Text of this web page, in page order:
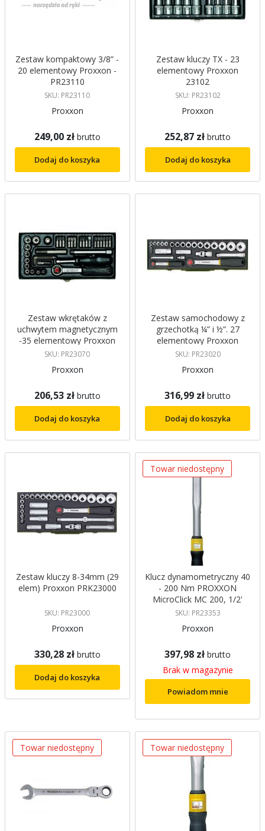
Zestaw kompaktowy 3/8” -
20 elementowy Proxxon -
PR23110
SKU: PR23110
Proxxon
249,00 zł brutto
Dodaj do koszyka
Zestaw kluczy TX - 23
elementowy Proxxon
23102
SKU: PR23102
Proxxon
252,87 zł brutto
Dodaj do koszyka
Zestaw wkrętaków z
uchwytem magnetycznym
-35 elementowy Proxxon
23070
SKU: PR23070
Proxxon
206,53 zł brutto
Dodaj do koszyka
Zestaw samochodowy z
grzechotką ¼” i ½”. 27
elementowy Proxxon
23020
SKU: PR23020
Proxxon
316,99 zł brutto
Dodaj do koszyka
Zestaw kluczy 8-34mm (29
elem) Proxxon PRK23000
SKU: PR23000
Proxxon
330,28 zł brutto
Dodaj do koszyka
Towar niedostępny
Klucz dynamometryczny 40
- 200 Nm PROXXON
MicroClick MC 200, 1/2'
PROXXON
SKU: PR23353
Proxxon
397,98 zł brutto
Brak w magazynie
Powiadom mnie
Towar niedostępny Towar niedostępny